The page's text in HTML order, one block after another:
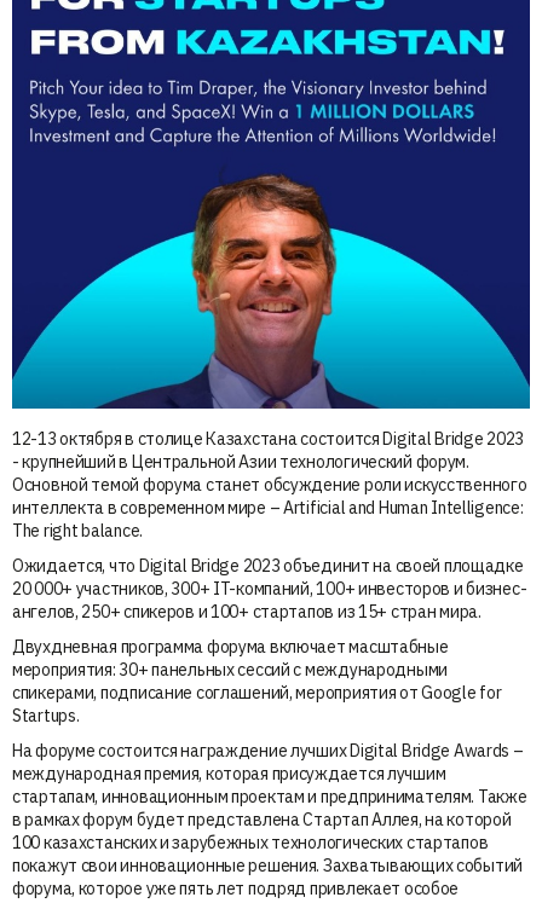
12-13 октября в столице Казахстана состоится Digital Bridge 2023
- крупнейший в Центральной Азии технологический форум.
Основной темой форума станет обсуждение роли искусственного
интеллекта в современном мире – Artificial and Human Intelligence:
The right balance.
Ожидается, что Digital Bridge 2023 объединит на своей площадке
20 000+ участников, 300+ IT-компаний, 100+ инвесторов и бизнес-
ангелов, 250+ спикеров и 100+ стартапов из 15+ стран мира.
Двухдневная программа форума включает масштабные
мероприятия: 30+ панельных сессий с международными
спикерами, подписание соглашений, мероприятия от Google for
Startups.
На форуме состоится награждение лучших Digital Bridge Awards –
международная премия, которая присуждается лучшим
стартапам, инновационным проектам и предпринимателям. Также
в рамках форум будет представлена Стартап Аллея, на которой
100 казахстанских и зарубежных технологических стартапов
покажут свои инновационные решения. Захватывающих событий
форума, которое уже пять лет подряд привлекает особое